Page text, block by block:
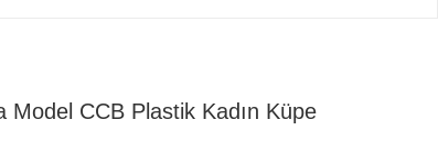
CCB Plastik Kadın Küpe